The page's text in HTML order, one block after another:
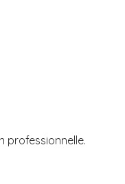
professionnelle.